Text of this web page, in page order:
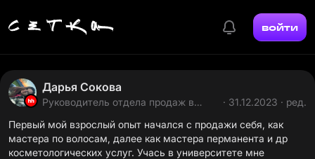
войти
Дарья Сокова
Руководитель отдела продаж в
· 31.12.2023 · ред.
Первый мой взрослый опыт начался с продажи себя, как
мастера по волосам, далее как мастера перманента и др
косметологических услуг. Учась в университете мне